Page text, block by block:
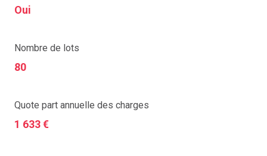
Oui
Nombre de lots
80
Quote part annuelle des charges
1 633 €